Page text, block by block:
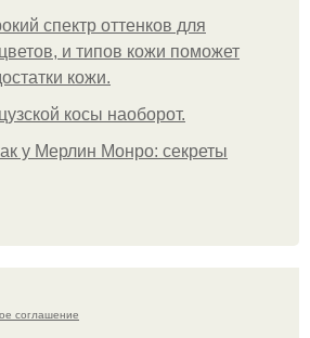
спектр оттенков для
и типов кожи поможет
кожи.
косы наоборот.
у Мерлин Монро: секреты
соглашение